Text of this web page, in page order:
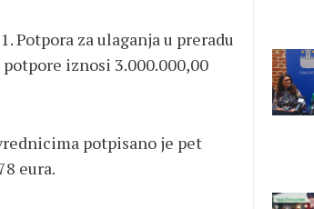
Potpora za ulaganja u preradu
iznosi 3.000.000,00
potpisano je pet
eura.